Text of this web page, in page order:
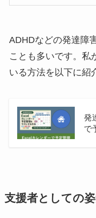
ADHDなどの発達障
ことも多いです。私
いる方法を以下に紹
発
で
支援者としての